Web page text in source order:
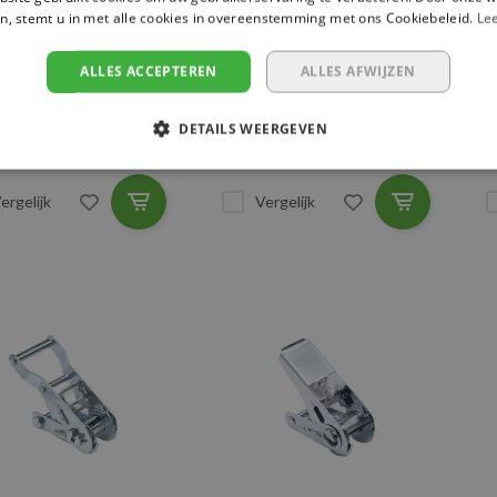
30 kn
35 mm
Breeksterkte: 15 kn
Breedte: 25 mm
Vergelijk
stemt u in met alle cookies in overeenstemming met ons Cookiebeleid.
ALLES ACCEPTEREN ALLES AFWIJZEN
DETAILS WEERGEVEN